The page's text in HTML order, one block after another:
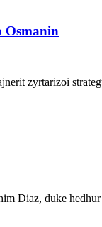
Osmanin
zyrtarizoi
Diaz, duke